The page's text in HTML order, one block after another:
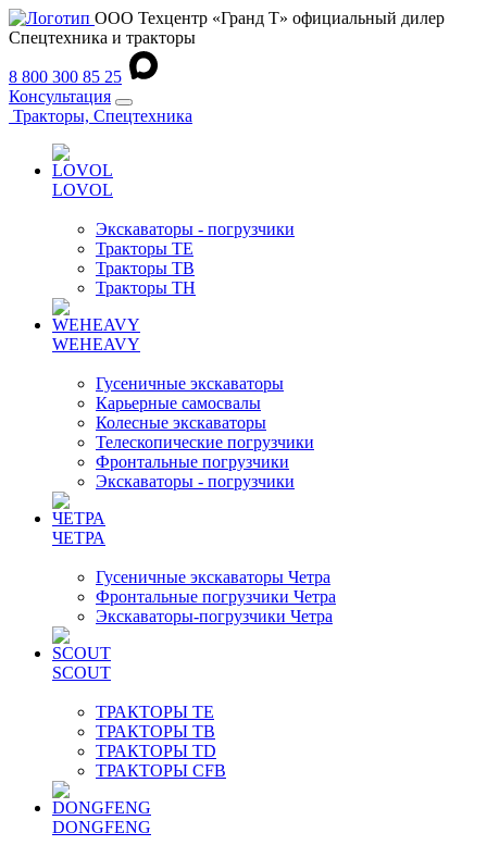
ООО Техцентр «Гранд Т» официальный дилер
Спецтехника и тракторы
8 800 300 85 25
Консультация
Тракторы, Спецтехника
LOVOL
Экскаваторы - погрузчики
Тракторы TE
Тракторы TB
Тракторы TH
WEHEAVY
Гусеничные экскаваторы
Карьерные самосвалы
Колесные экскаваторы
Телескопические погрузчики
Фронтальные погрузчики
Экскаваторы - погрузчики
ЧЕТРА
Гусеничные экскаваторы Четра
Фронтальные погрузчики Четра
Экскаваторы-погрузчики Четра
SCOUT
ТРАКТОРЫ TE
ТРАКТОРЫ TB
ТРАКТОРЫ TD
ТРАКТОРЫ CFB
DONGFENG